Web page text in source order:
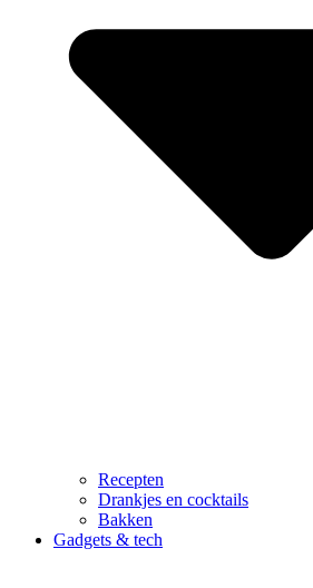
Recepten
Drankjes en cocktails
Bakken
Gadgets & tech